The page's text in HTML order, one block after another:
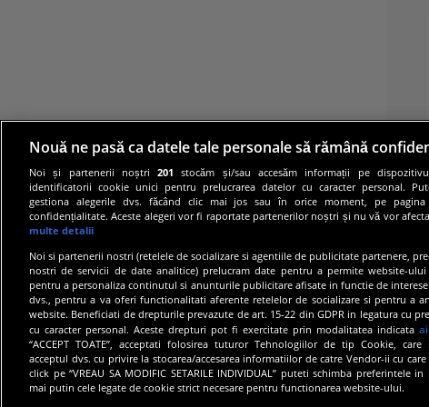
© 2019
Nouă ne pasă ca datele tale personale să rămână
Noi și partenerii noștri201 stocăm și/sau accesăm informații pe
identificatorii cookie unici pentru prelucrarea datelor cu caracter personal.
gestiona alegerile dvs. făcând clic mai jos sau în orice moment, pe
confidențialitate. Aceste alegeri vor fi raportate partenerilor noștri și nu vă vor
multe detalii
Noi si partenerii nostri (retelele de socializare si agentiile de publicitate partenere,
nostri de servicii de date analitice) prelucram date pentru a permite website-ului
pentru a personaliza continutul si anunturile publicitare afisate in functie de
dvs., pentru a va oferi functionalitati aferente retelelor de socializare si pentru a
website. Beneficiati de drepturile prevazute de art. 15-22 din GDPR in legatura cu
cu caracter personal. Aceste drepturi pot fi exercitate prin modalitatea indicata
“ACCEPT TOATE”, acceptati folosirea tuturor Tehnologiilor de tip Cookie,
acceptul dvs. cu privire la stocarea/accesarea informatiilor de catre Vendor-ii cu
click pe “VREAU SA MODIFIC SETARILE INDIVIDUAL” puteti schimba preferintele
mai putin cele legate de cookie strict necesare pentru functionarea website-ului.